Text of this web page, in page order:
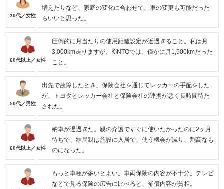
30代／女性
増えたりなど、家庭の変化に合わせて、車の変更も可能だった
らいいと思った。
60代以上／女性
圧倒的に月当たりの使用距離設定が近過ぎること。私は月
3,000km走りますが、KINTOでは、僅かに月1,500kmだった
こと。
50代／男性
出先で故障したとき、保険会社を通じてレッカーの手配をした
が、トヨタとレッカー会社と保険会社の連携が悪く長時間待た
された。
60代以上／女性
納車が遅過ぎた。親の介護ですぐに使いたかったのに2ヶ月
待ちで、結局親は施設に入居で、使う機会が減り、割高なも
のになった。
もっと車種が多いとよい。車両保険の内容が不十分。テレビ
などで見る保険の広告に比べると、補償内容が貧相。